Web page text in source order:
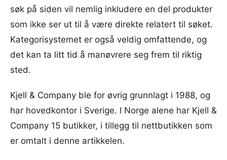
søk på siden vil nemlig inkludere en del produkter
som ikke ser ut til å være direkte relatert til søket.
Kategorisystemet er også veldig omfattende, og
det kan ta litt tid å manøvrere seg frem til riktig
sted.
Kjell & Company ble for øvrig grunnlagt i 1988, og
har hovedkontor i Sverige. I Norge alene har Kjell &
Company 15 butikker, i tillegg til nettbutikken som
er omtalt i denne artikkelen.